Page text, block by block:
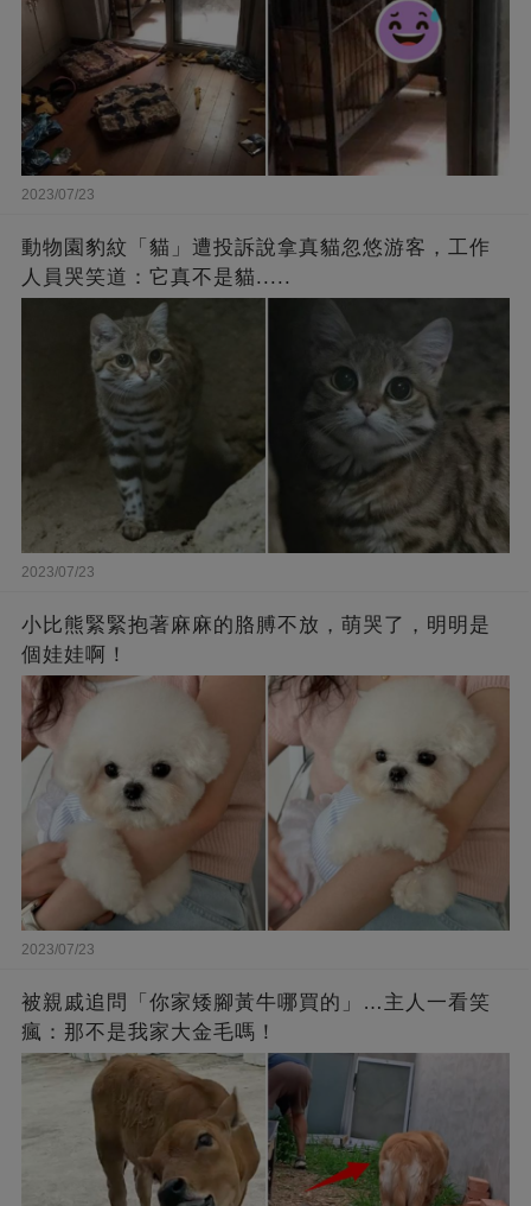
2023/07/23
動物園豹紋「貓」遭投訴說拿真貓忽悠游客，工作
人員哭笑道：它真不是貓.....
2023/07/23
小比熊緊緊抱著麻麻的胳膊不放，萌哭了，明明是
個娃娃啊！
2023/07/23
被親戚追問「你家矮腳黃牛哪買的」…主人一看笑
瘋：那不是我家大金毛嗎！